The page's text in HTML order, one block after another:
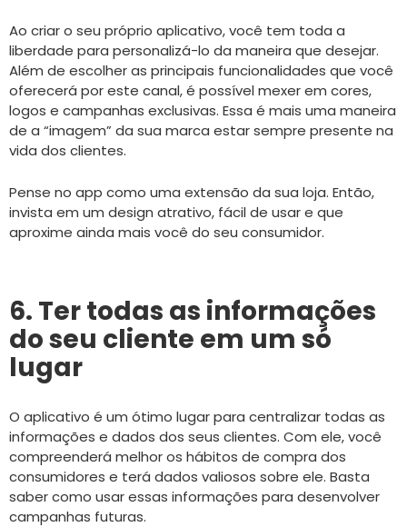
Ao criar o seu próprio aplicativo, você tem toda a
liberdade para personalizá-lo da maneira que desejar.
Além de escolher as principais funcionalidades que você
oferecerá por este canal, é possível mexer em cores,
logos e campanhas exclusivas. Essa é mais uma maneira
de a “imagem” da sua marca estar sempre presente na
vida dos clientes.
Pense no app como uma extensão da sua loja. Então,
invista em um design atrativo, fácil de usar e que
aproxime ainda mais você do seu consumidor.
6. Ter todas as informações
do seu cliente em um só
lugar
O aplicativo é um ótimo lugar para centralizar todas as
informações e dados dos seus clientes. Com ele, você
compreenderá melhor os hábitos de compra dos
consumidores e terá dados valiosos sobre ele. Basta
saber como usar essas informações para desenvolver
campanhas futuras.